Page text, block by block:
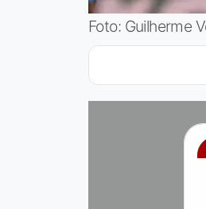
Foto: Guilherme